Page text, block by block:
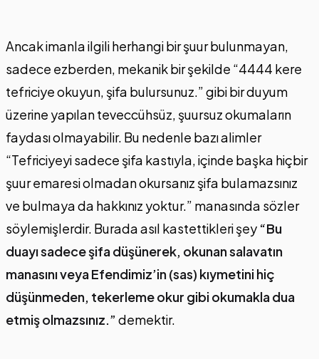
Ancak imanla ilgili herhangi bir şuur bulunmayan,
sadece ezberden, mekanik bir şekilde “4444 kere
tefriciye okuyun, şifa bulursunuz.” gibi bir duyum
üzerine yapılan teveccühsüz, şuursuz okumaların
faydası olmayabilir. Bu nedenle bazı alimler
“Tefriciyeyi sadece şifa kastıyla, içinde başka hiçbir
şuur emaresi olmadan okursanız şifa bulamazsınız
ve bulmaya da hakkınız yoktur.” manasında sözler
söylemişlerdir. Burada asıl kastettikleri şey “Bu
duayı sadece şifa düşünerek, okunan salavatın
manasını veya Efendimiz’in (sas) kıymetini hiç
düşünmeden, tekerleme okur gibi okumakla dua
etmiş olmazsınız.”demektir.